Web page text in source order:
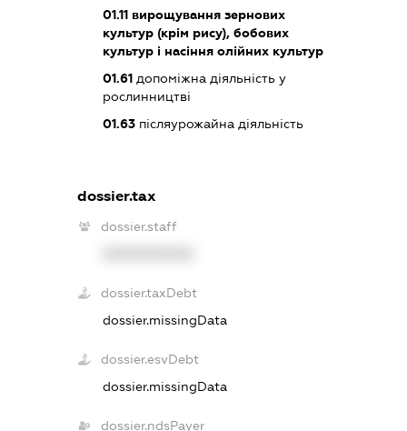
01.11 вирощування зернових
культур (крім рису), бобових
культур і насіння олійних культур
01.61 допоміжна діяльність у
рослинництві
01.63 післяурожайна діяльність
dossier.tax
dossier.staff
dossier.taxDebt
dossier.missingData
dossier.esvDebt
dossier.missingData
dossier.ndsPayer